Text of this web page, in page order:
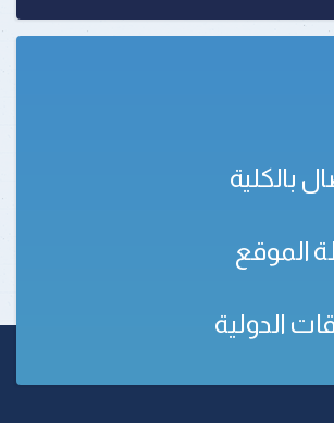
بالكلية
الموقع
الدولية